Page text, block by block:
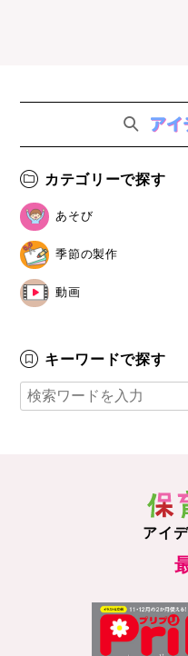
カテゴリーで探す
あそび
季節の製作
動画
キーワードで探す
アイ